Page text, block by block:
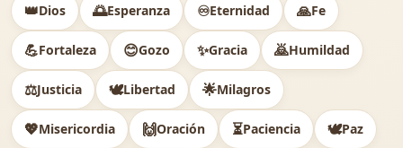
👑Dios 🌅Esperanza ♾️Eternidad 🙏Fe
💪Fortaleza 😊Gozo ✨Gracia 🙇Humildad
⚖️Justicia 🕊Libertad 🌟Milagros
💖Misericordia 🙌Oración ⏳Paciencia 🕊️Paz